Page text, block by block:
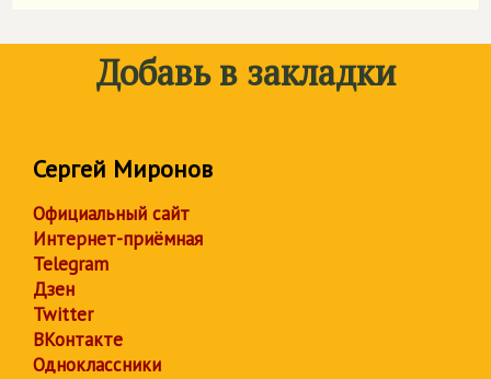
Добавь в закладки
Сергей Миронов
Официальный сайт
Интернет-приёмная
Telegram
Дзен
Twitter
ВКонтакте
Одноклассники